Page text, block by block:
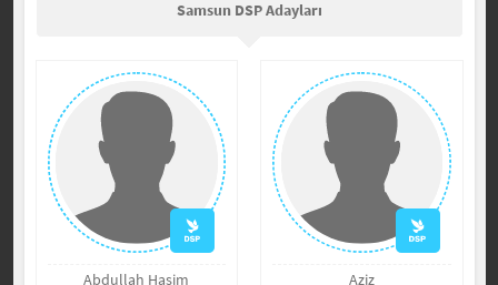
Samsun DSP Adayları
Abdullah Haşim
Aziz